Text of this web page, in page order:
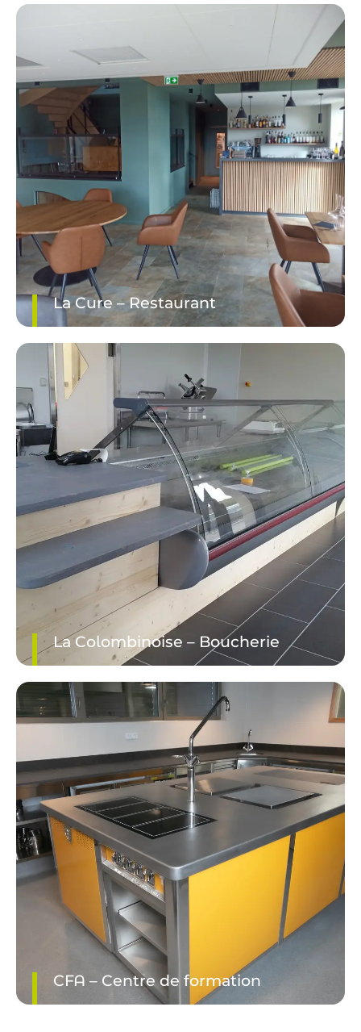
La Cure – Restaurant
DÉCOUVRIR LE PROJET
La Colombinoise – Boucherie
DÉCOUVRIR LE PROJET
CFA – Centre de formation
DÉCOUVRIR LE PROJET